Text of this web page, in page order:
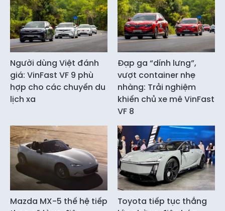
Người dùng Việt đánh
giá: VinFast VF 9 phù
hợp cho các chuyến du
lịch xa
Đạp ga “dính lưng”,
vượt container nhẹ
nhàng: Trải nghiệm
khiến chủ xe mê VinFast
VF 8
Mazda MX-5 thế hệ tiếp
Toyota tiếp tục thắng